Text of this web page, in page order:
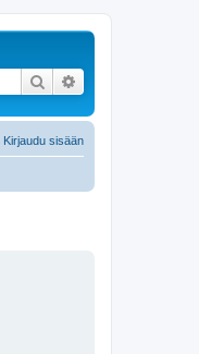
Etsi
Kirjaudu sisään